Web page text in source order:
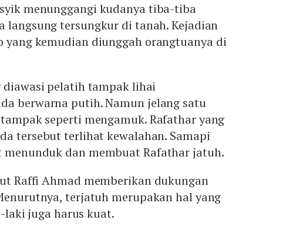
menunggangi kudanya tiba-tiba
langsung tersungkur di tanah. Kejadian
yang kemudian diunggah orangtuanya di
diawasi pelatih tampak lihai
berwarna putih. Namun jelang satu
seperti mengamuk. Rafathar yang
tersebut terlihat kewalahan. Samapi
dan membuat Rafathar jatuh.
Raffi Ahmad memberikan dukungan
terjatuh merupakan hal yang
laki juga harus kuat.